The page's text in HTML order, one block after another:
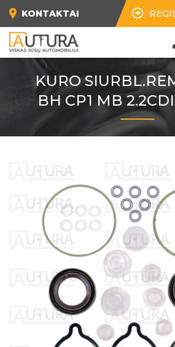
KONTAKTAI
KURO
BH CP1 MB